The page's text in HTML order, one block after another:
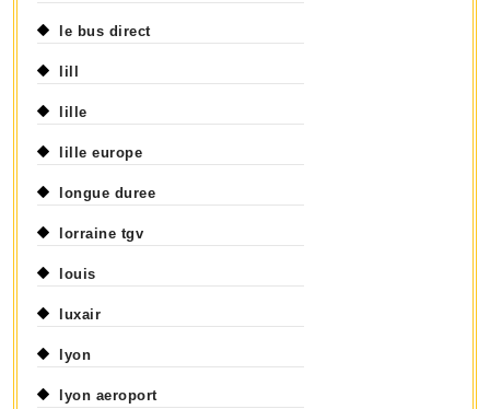
le bus direct
lill
lille
lille europe
longue duree
lorraine tgv
louis
luxair
lyon
lyon aeroport